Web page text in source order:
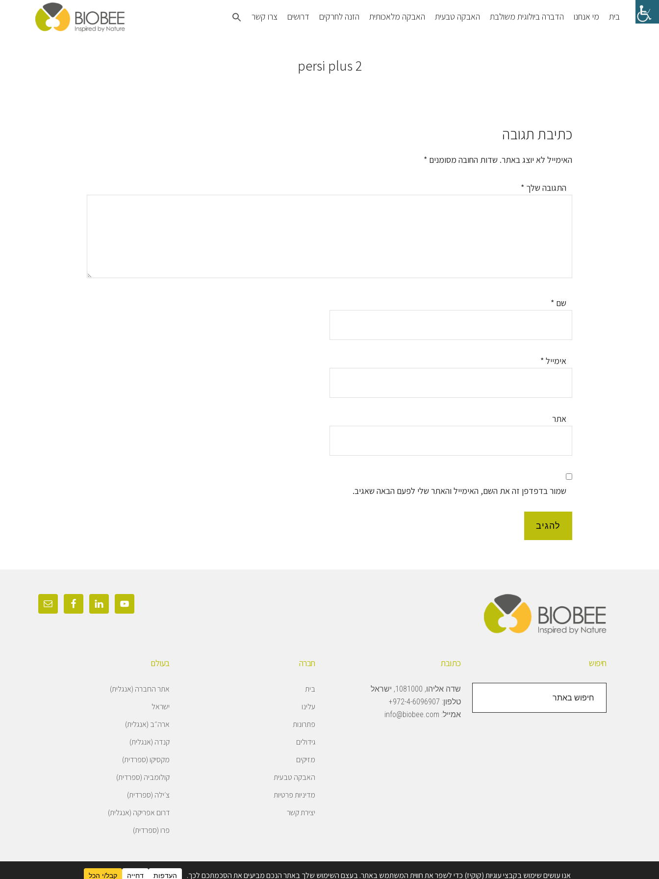
Skip
to
Skip
to
בית מי אנחנו הדברה ביולוגית משולבת האבקה טבעית האבקה מלאכותית הזנה לחרקים דרושים צרו קשר Search
for:
persi plus 2
Reader
Interactions
כתיבת תגובה
האימייל לא יוצג באתר. שדות החובה מסומנים *
התגובה שלך *
שם *
אימייל *
אתר
שמור בדפדפן זה את השם, האימייל והאתר שלי לפעם הבאה שאגיב.
בעולם
אתר החברה (אנגלית)
ישראל
ארה״ב (אנגלית)
קנדה (אנגלית)
מקסיקו (ספרדית)
קולומביה (ספרדית)
צ׳ילה (ספרדית)
דרום אפריקה (אנגלית)
פרו (ספרדית)
חברה
בית
עלינו
פתרונות
גידולים
מזיקים
האבקה טבעית
מדיניות פרטיות
יצירת קשר
כתובת
שדה אליהו, 1081000, ישראל
טלפון: 972-4-6096907+
אמייל: info@biobee.com
חיפוש
באתר
Copyright © 2026 · BioBee Ltd.